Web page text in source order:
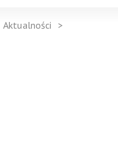
Aktualności